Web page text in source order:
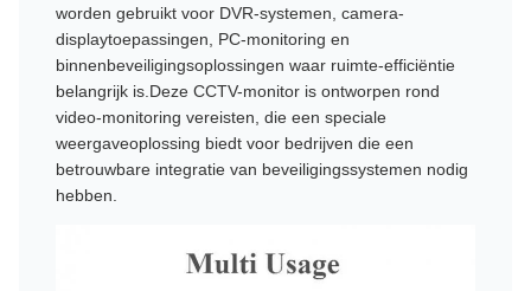
worden gebruikt voor DVR-systemen, camera-
displaytoepassingen, PC-monitoring en
binnenbeveiligingsoplossingen waar ruimte-efficiëntie
belangrijk is.Deze CCTV-monitor is ontworpen rond
video-monitoring vereisten, die een speciale
weergaveoplossing biedt voor bedrijven die een
betrouwbare integratie van beveiligingssystemen nodig
hebben.